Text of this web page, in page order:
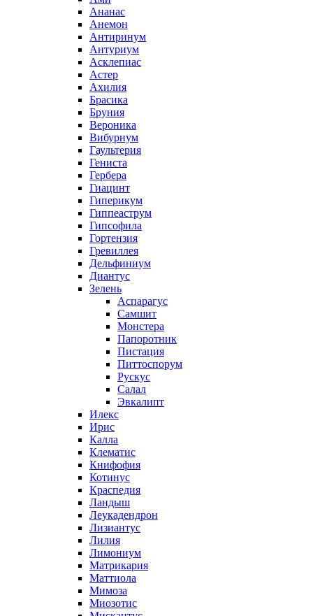
Ананас
Анемон
Антиринум
Антуриум
Асклепиас
Астер
Ахилия
Брасика
Бруния
Вероника
Вибурнум
Гаультерия
Гениста
Гербера
Гиацинт
Гиперикум
Гиппеаструм
Гипсофила
Гортензия
Гревиллея
Дельфиниум
Диантус
Зелень
Аспарагус
Самшит
Монстера
Папоротник
Пистация
Питтоспорум
Рускус
Салал
Эвкалипт
Илекс
Ирис
Калла
Клематис
Книфофия
Котинус
Краспедия
Ландыш
Леукадендрон
Лизиантус
Лилия
Лимониум
Матрикария
Маттиола
Мимоза
Миозотис